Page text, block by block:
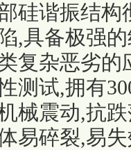
硅谐振结
,具备极强
复杂恶劣
测试,拥有
械震动,抗
易碎裂,易